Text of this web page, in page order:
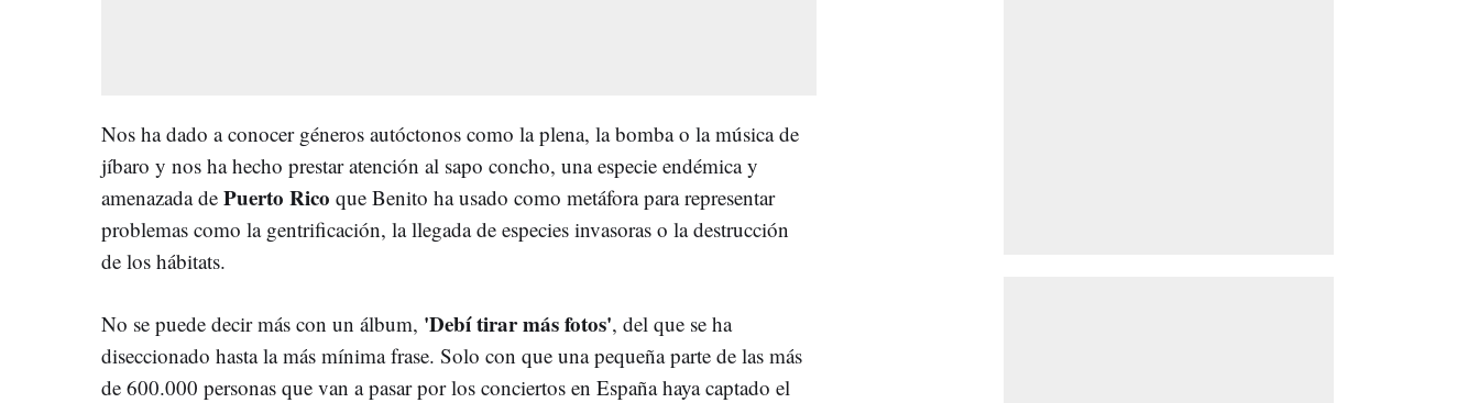
Nos ha dado a conocer géneros autóctonos como la plena, la bomba o la música de
jíbaro y nos ha hecho prestar atención al sapo concho, una especie endémica y
amenazada de Puerto Rico que Benito ha usado como metáfora para representar
problemas como la gentrificación, la llegada de especies invasoras o la destrucción
de los hábitats.
No se puede decir más con un álbum, 'Debí tirar más fotos', del que se ha
diseccionado hasta la más mínima frase. Solo con que una pequeña parte de las más
de 600.000 personas que van a pasar por los conciertos en España haya captado el